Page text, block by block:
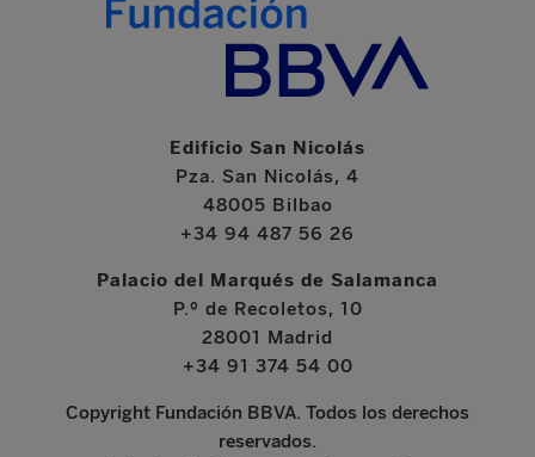
Edificio San Nicolás
Pza. San Nicolás, 4
48005 Bilbao
+34 94 487 56 26
Palacio del Marqués de Salamanca
P.º de Recoletos, 10
28001 Madrid
+34 91 374 54 00
Copyright Fundación BBVA. Todos los derechos
reservados.